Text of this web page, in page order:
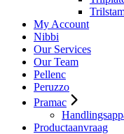
My Account
Nibbi
Our Services
Our Team
Pellenc
Peruzzo
Pramac
Productaanvraag